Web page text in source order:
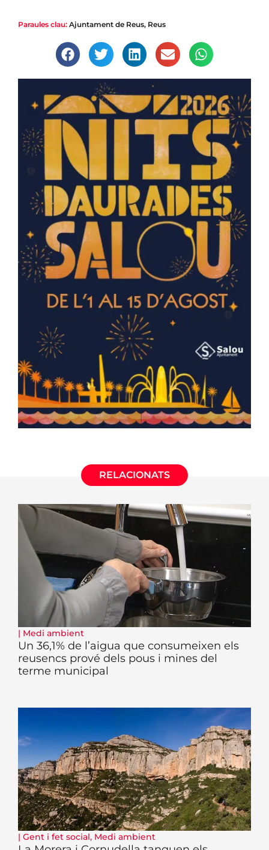
Paraules clau: Ajuntament de Reus, Reus
RELACIONATS
| Medi ambient
Un 36,1% de l’aigua que consumeixen els
reusencs prové dels pous i mines del
terme municipal
| Gent i fet social, Medi ambient